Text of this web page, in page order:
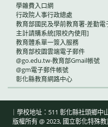
學雜費入口網
行政院人事行政總處
教育部國民及學前教育署-差勤電
主計請購系統[限校內使用]
教育體系單一簽入服務
教育部校園雲端電子郵件
@go.edu.tw-教育部Gmail帳號
@gm電子郵件帳號
彰化縣教育網路中心
｜學校地址：511 彰化縣社頭鄉中
版權所有 @ 2023, 國立彰化特殊